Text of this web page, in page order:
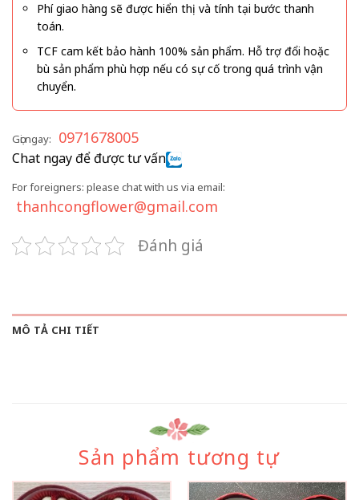
Phí giao hàng sẽ được hiển thị và tính tại bước thanh
toán.
TCF cam kết bảo hành 100% sản phẩm. Hỗ trợ đổi hoặc
bù sản phẩm phù hợp nếu có sự cố trong quá trình vận
chuyển.
Gọi ngay: 0971678005
Chat ngay để được tư vấn
For foreigners: please chat with us via email:
thanhcongflower@gmail.com
Đánh giá
MÔ TẢ CHI TIẾT
Sản phẩm tương tự